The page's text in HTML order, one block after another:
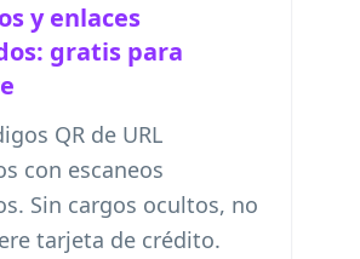
y enlaces
gratis para
QR de URL
con escaneos
Sin cargos ocultos, no
tarjeta de crédito.